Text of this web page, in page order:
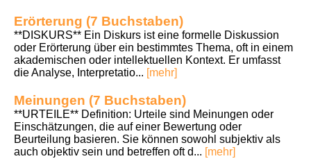
Erörterung (7 Buchstaben)
**DISKURS** Ein Diskurs ist eine formelle Diskussion
oder Erörterung über ein bestimmtes Thema, oft in einem
akademischen oder intellektuellen Kontext. Er umfasst
die Analyse, Interpretatio... [mehr]
Meinungen (7 Buchstaben)
**URTEILE** Definition: Urteile sind Meinungen oder
Einschätzungen, die auf einer Bewertung oder
Beurteilung basieren. Sie können sowohl subjektiv als
auch objektiv sein und betreffen oft d... [mehr]